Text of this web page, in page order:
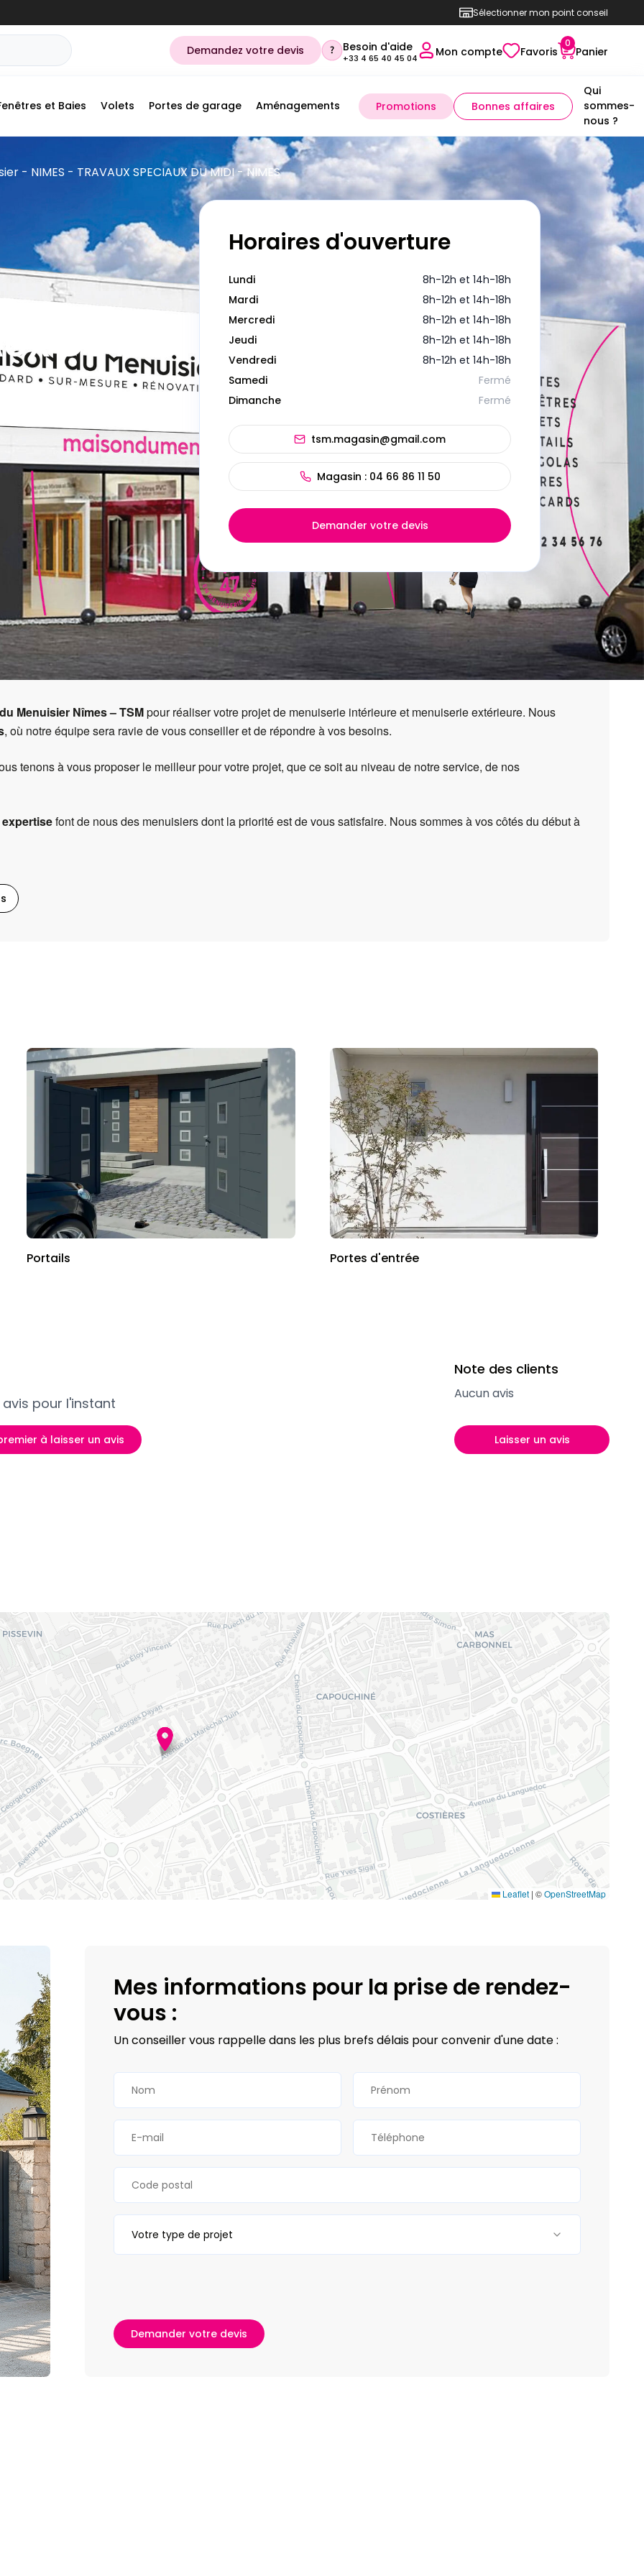
Sélectionner mon point conseil
Demandez votre devis Besoin d'aide
+33 4 65 40 45 04 Mon compte Favoris
0
Panier
et Baies Volets Portes de garage Aménagements Promotions Bonnes affaires
Qui
sommes-
nous ?
- NIMES - TRAVAUX SPECIAUX DU MIDI - NIMES
DU MIDI -
Horaires d'ouverture
Lundi
8h-12h et 14h-18h
Mardi
8h-12h et 14h-18h
Mercredi
8h-12h et 14h-18h
Jeudi
8h-12h et 14h-18h
Vendredi
8h-12h et 14h-18h
Samedi
Fermé
Dimanche
Fermé
tsm.magasin@gmail.com
Magasin : 04 66 86 11 50
Demander votre devis
- NIMES
Menuisier Nîmes – TSMpour réaliser votre projet de menuiserie intérieure et menuiserie extérieure. Nous
, où notre équipesera ravie de vous conseiller et de répondre à vos besoins.
tenons à vous proposer le meilleur pour votre projet, que ce soit au niveau de notre service, de nos
font de nous des menuisiers dont la priorité est de vous satisfaire. Nous sommes à vos côtés du début à
Portails Portes d'entrée
pour l'instant
à laisser un avis
Note des clients
Aucun avis
Laisser un avis
Leaflet | ©OpenStreetMap
Mes informations pour la prise de rendez-
vous :
Un conseiller vous rappelle dans les plus brefs délais pour convenir d'une date :
Votre type de projet
Demander votre devis